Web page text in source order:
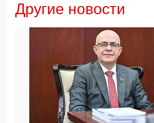
Другие новости